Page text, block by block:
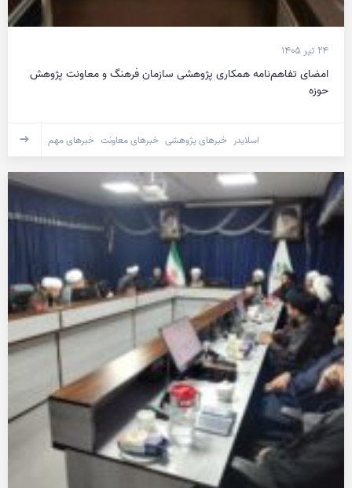
۲۴ تیر ۱۴۰۵
امضای تفاهم‌نامه همکاری پژوهشی سازمان فرهنگ و معاونت پژوهش
حوزه
اسلایدر خبرهای پژوهشی خبرهای معاونت خبرهای مهم